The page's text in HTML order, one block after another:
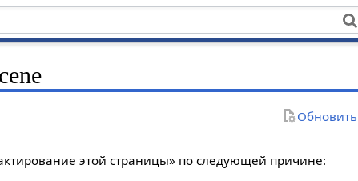
Обновить
этой страницы» по следующей причине: